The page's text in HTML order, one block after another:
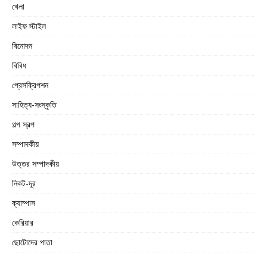
খেলা
লাইফ স্টাইল
বিনোদন
বিবিধ
প্রেসক্রিপশন
সাহিত্য-সংস্কৃতি
গল্প স্বল্প
সম্পাদকীয়
উত্তর সম্পাদকীয়
নিকট-দূর
ক্যাম্পাস
কেরিয়ার
ছোটোদের পাতা